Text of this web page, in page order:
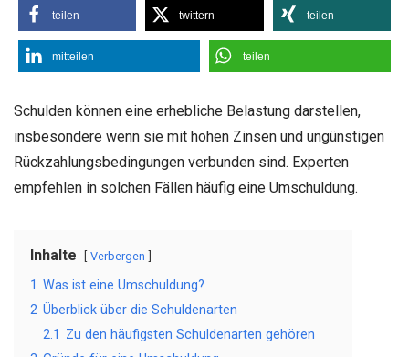
teilen twittern teilen
mitteilen teilen
Schulden können eine erhebliche Belastung darstellen,
insbesondere wenn sie mit hohen Zinsen und ungünstigen
Rückzahlungsbedingungen verbunden sind. Experten
empfehlen in solchen Fällen häufig eine Umschuldung.
Inhalte Verbergen
1 Was ist eine Umschuldung?
2 Überblick über die Schuldenarten
2.1 Zu den häufigsten Schuldenarten gehören